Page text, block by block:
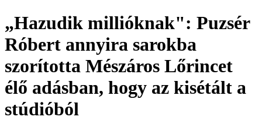
„Hazudik millióknak": Puzsér
Róbert annyira sarokba
szorította Mészáros Lőrincet
élő adásban, hogy az kisétált a
stúdióból